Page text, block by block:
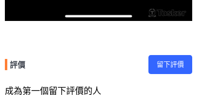
評價 留下評價
成為第一個留下評價的人